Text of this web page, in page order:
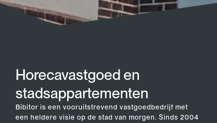
Horecavastgoed en
stadsappartementen
Bibitor is een vooruitstrevend vastgoedbedrijf met
een heldere visie op de stad van morgen. Sinds 2004